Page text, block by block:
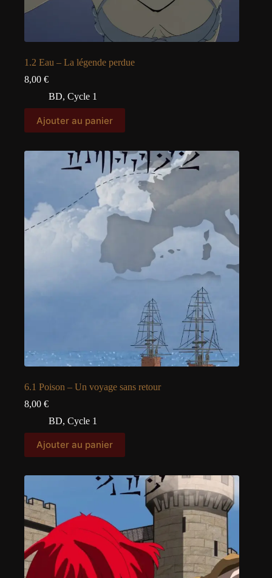
1.2 Eau – La légende perdue
8,00 €
BD, Cycle 1
Ajouter au panier
6.1 Poison – Un voyage sans retour
8,00 €
BD, Cycle 1
Ajouter au panier